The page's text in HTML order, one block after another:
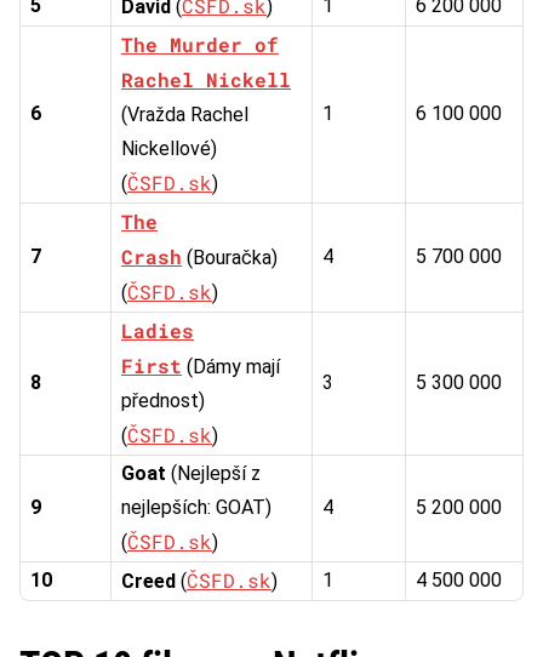
5 David (ČSFD.sk) 1 6 200 000
6
The Murder of
Rachel Nickell
(Vražda Rachel
Nickellové)
(ČSFD.sk)
1 6 100 000
7
The
Crash (Bouračka)
(ČSFD.sk)
4 5 700 000
8
Ladies
First (Dámy mají
přednost)
(ČSFD.sk)
3 5 300 000
9
Goat (Nejlepší z
nejlepších: GOAT)
(ČSFD.sk)
4 5 200 000
10 Creed (ČSFD.sk) 1 4 500 000